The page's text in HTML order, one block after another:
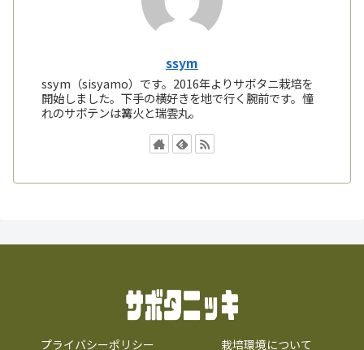
ssym
ssym（sisyamo）です。2016年よりサボタニ栽培を
開始しました。下手の横好きを地で行く腕前です。憧
れのサボテンは篝火と瑞雲丸。
プライバシーポリシー 栽培環境について